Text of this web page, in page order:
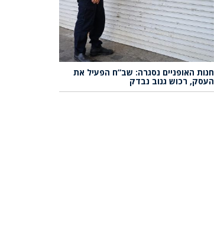
חנות האופניים נסגרה: שב”ח הפעיל את
העסק, רכוש גנוב נבדק